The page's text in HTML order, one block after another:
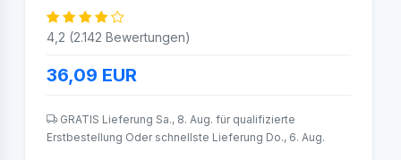
4,2 (2.142 Bewertungen)
36,09 EUR
GRATIS Lieferung Sa., 8. Aug. für qualifizierte
Erstbestellung Oder schnellste Lieferung Do., 6. Aug.